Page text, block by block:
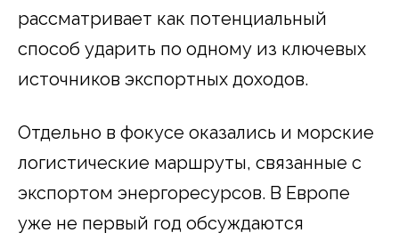
рассматривает как потенциальный
способ ударить по одному из ключевых
источников экспортных доходов.
Отдельно в фокусе оказались и морские
логистические маршруты, связанные с
экспортом энергоресурсов. В Европе
уже не первый год обсуждаются